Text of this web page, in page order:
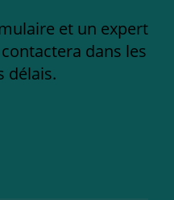
et un expert
dans les
délais.